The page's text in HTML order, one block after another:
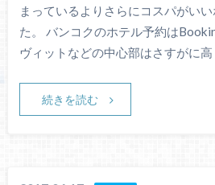
まっているよりさらにコスパがい
た。 バンコクのホテル予約は
ヴィットなどの中心部はさすがに
続きを読む